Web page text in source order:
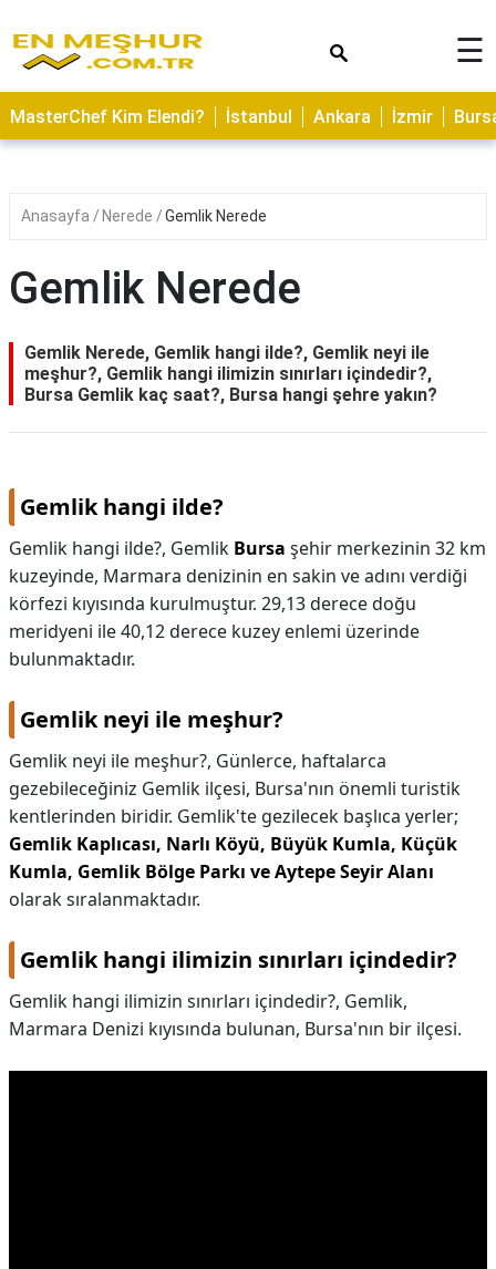
ASTROLOJİ
SAĞLIK
YERLER
NEDİR
İLETİŞİM
☰
MasterChef Kim Elendi? İstanbul Ankara İzmir
Anasayfa Nerede Gemlik Nerede
Gemlik Nerede
Gemlik Nerede, Gemlik hangi ilde?, Gemlik neyi ile
meşhur?, Gemlik hangi ilimizin sınırları içindedir?,
Bursa Gemlik kaç saat?, Bursa hangi şehre yakın?
Gemlik hangi ilde?
Gemlik hangi ilde?, Gemlik Bursa şehir merkezinin 32 km
kuzeyinde, Marmara denizinin en sakin ve adını verdiği
körfezi kıyısında kurulmuştur. 29,13 derece doğu
meridyeni ile 40,12 derece kuzey enlemi üzerinde
bulunmaktadır.
Gemlik neyi ile meşhur?
Gemlik neyi ile meşhur?, Günlerce, haftalarca
gezebileceğiniz Gemlik ilçesi, Bursa'nın önemli turistik
kentlerinden biridir. Gemlik'te gezilecek başlıca yerler;
Gemlik Kaplıcası, Narlı Köyü, Büyük Kumla, Küçük
Kumla, Gemlik Bölge Parkı ve Aytepe Seyir Alanı
olarak sıralanmaktadır.
Gemlik hangi ilimizin sınırları içindedir?
Gemlik hangi ilimizin sınırları içindedir?, Gemlik,
Marmara Denizi kıyısında bulunan, Bursa'nın bir ilçesi.